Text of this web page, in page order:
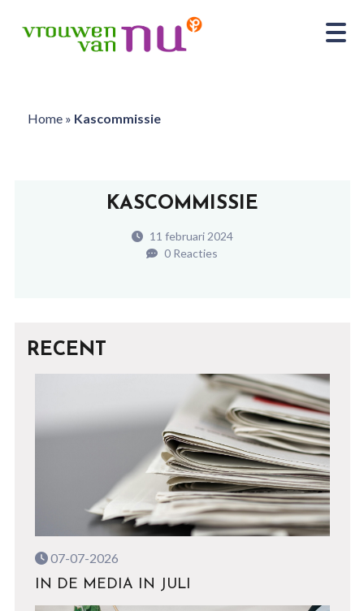
Home» Kascommissie
KASCOMMISSIE
11 februari 2024
0 Reacties
RECENT
07-07-2026
IN DE MEDIA IN JULI